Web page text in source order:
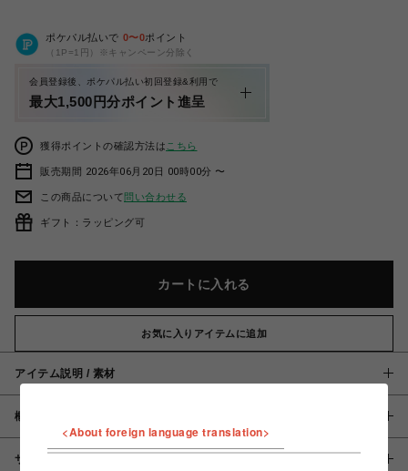
ポケパル払いで 0〜0ポイント
（1P=1円）※キャンペーン分除く
会員登録後、ポケパル払い初回登録&利用で
最大1,500円分ポイント進呈
獲得ポイントの確認方法は こちら
販売期間 2026年06月20日 00時00分 〜
この商品について問い合わせる
ギフト：ラッピング可
カートに入れる
お気に入りアイテムに追加
アイテム説明 / 素材
概要
サイズ
<About foreign language translation>